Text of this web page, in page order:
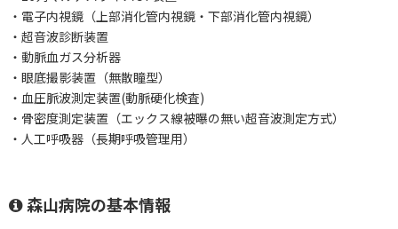
・電子内視鏡（上部消化管内視鏡・下部消化管内視鏡）
・超音波診断装置
・動脈血ガス分析器
・眼底撮影装置（無散瞳型）
・血圧脈波測定装置(動脈硬化検査)
・骨密度測定装置（エックス線被曝の無い超音波測定方式）
・人工呼吸器（長期呼吸管理用）
森山病院の基本情報